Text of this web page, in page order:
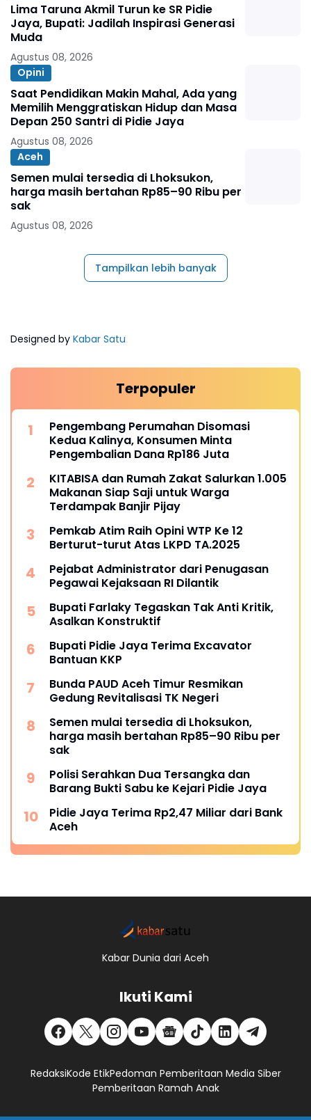
Lima Taruna Akmil Turun ke SR Pidie
Jaya, Bupati: Jadilah Inspirasi Generasi
Muda
Agustus 08, 2026
Opini
Saat Pendidikan Makin Mahal, Ada yang
Memilih Menggratiskan Hidup dan Masa
Depan 250 Santri di Pidie Jaya
Agustus 08, 2026
Aceh
Semen mulai tersedia di Lhoksukon,
harga masih bertahan Rp85–90 Ribu per
sak
Agustus 08, 2026
Tampilkan lebih banyak
Designed by Kabar Satu
Terpopuler
Pengembang Perumahan Disomasi
Kedua Kalinya, Konsumen Minta
Pengembalian Dana Rp186 Juta
KITABISA dan Rumah Zakat Salurkan 1.005
Makanan Siap Saji untuk Warga
Terdampak Banjir Pijay
Pemkab Atim Raih Opini WTP Ke 12
Berturut-turut Atas LKPD TA.2025
Pejabat Administrator dari Penugasan
Pegawai Kejaksaan RI Dilantik
Bupati Farlaky Tegaskan Tak Anti Kritik,
Asalkan Konstruktif
Bupati Pidie Jaya Terima Excavator
Bantuan KKP
Bunda PAUD Aceh Timur Resmikan
Gedung Revitalisasi TK Negeri
Semen mulai tersedia di Lhoksukon,
harga masih bertahan Rp85–90 Ribu per
sak
Polisi Serahkan Dua Tersangka dan
Barang Bukti Sabu ke Kejari Pidie Jaya
Pidie Jaya Terima Rp2,47 Miliar dari Bank
Aceh
Kabar Dunia dari Aceh
Ikuti Kami
RedaksiKode EtikPedoman Pemberitaan Media Siber
Pemberitaan Ramah Anak